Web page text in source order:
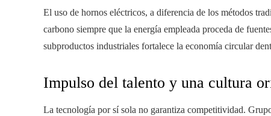
El uso de hornos eléctricos, a diferencia de los métodos
carbono siempre que la energía empleada proceda de
subproductos industriales fortalece la economía circular
Impulso del talento y una cultura
La tecnología por sí sola no garantiza competitividad.